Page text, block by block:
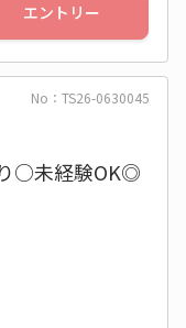
エントリー
No：TS26-0630045
○未経験OK◎